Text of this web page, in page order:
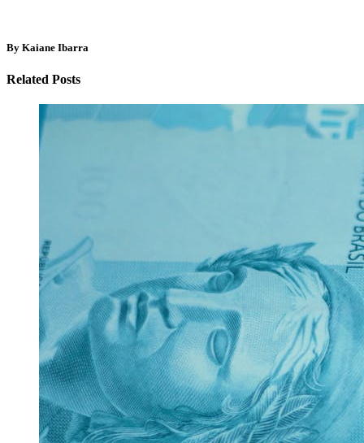
By Kaiane Ibarra
Related Posts